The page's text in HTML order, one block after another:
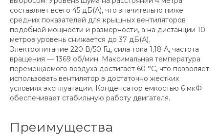
составляет всего 45 дБ(А), что значительно ниже
средних показателей для крышных вентиляторов
подобной мощности и размерности, а на дистанции 10
метров уровень снижается до 37 дБ(А).
Электропитание 220 В/50 Гц, сила тока 1,18 А, частота
вращения — 1369 об/мин. Максимальная температура
перемещаемого воздуха достигает 60 °C, что позволяет
использовать вентилятор в достаточно жестких
условиях эксплуатации. Конденсатор емкостью 6 мкФ
обеспечивает стабильную работу двигателя.
Преимущества